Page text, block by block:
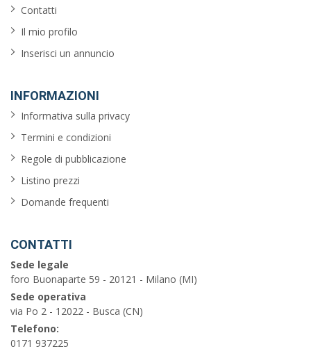
Contatti
Il mio profilo
Inserisci un annuncio
INFORMAZIONI
Informativa sulla privacy
Termini e condizioni
Regole di pubblicazione
Listino prezzi
Domande frequenti
CONTATTI
Sede legale
foro Buonaparte 59 - 20121 - Milano (MI)
Sede operativa
via Po 2 - 12022 - Busca (CN)
Telefono:
0171 937225